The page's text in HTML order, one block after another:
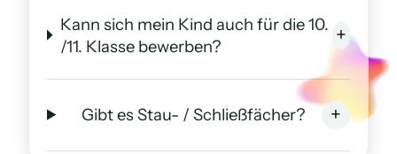
Kann sich mein Kind auch für die 10.
/11. Klasse bewerben?
+
Gibt es Stau- / Schließfächer? +